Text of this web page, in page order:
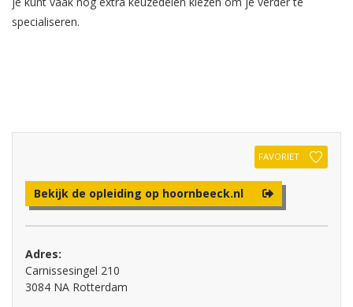
specialiseren.
FAVORIET
Bekijk de opleiding op hoornbeeck.nl
Adres:
Carnissesingel 210
3084 NA Rotterdam